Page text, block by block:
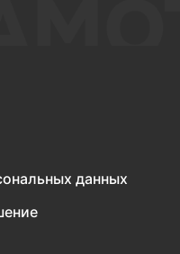
данных